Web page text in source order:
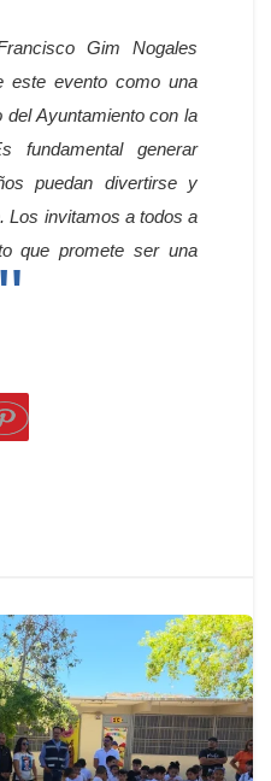
Gim Nogales
este evento como una
Ayuntamiento con la
fundamental generar
puedan divertirse y
Los invitamos a todos a
que promete ser una